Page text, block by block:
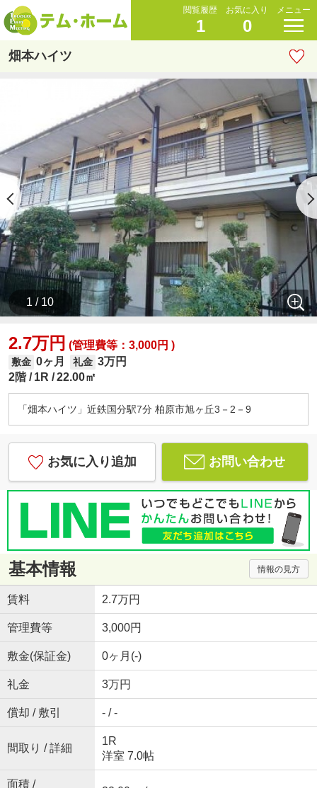
閲覧履歴
1
お気に入り
0
メニュー
畑本ハイツ
1 / 10
2.7万円 (管理費等：3,000円 )
敷金 0ヶ月 礼金 3万円
2階
1R 22.00㎡
「畑本ハイツ」近鉄国分駅7分 柏原市旭ヶ丘3－2－9
お気に入り追加 お問い合わせ
基本情報 情報の見方
賃料 2.7万円
管理費等 3,000円
敷金(保証金) 0ヶ月(-)
礼金 3万円
償却 / 敷引 - / -
間取り / 詳細
1R
洋室 7.0帖
面積 /